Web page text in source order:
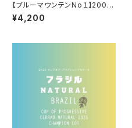
【ブルーマウンテンNo１】200g
入り
¥4,200